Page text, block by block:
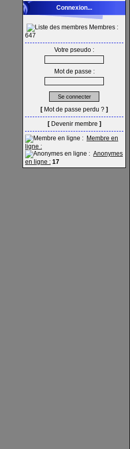
Connexion...
Membres :
647
Votre pseudo :
Mot de passe :
[ Mot de passe perdu ? ]
[ Devenir membre ]
Membre en
ligne :
Anonymes
en ligne : 17